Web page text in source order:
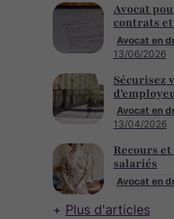
Avocat en
13/06/2026
Avocat
contrats
Avocat en
13/04/2026
Sécurisez
Avocat en
Recours
salariés
Plus d'articles